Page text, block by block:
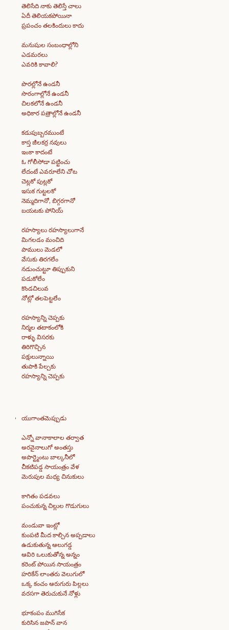
తెలిసేది నాకు తెలిస్తే చాలు
ఏదీ తెలియకపోయినా
ప్రపంచం తలకిందులు కాదు
మనుషుల సంబంధాల్లోని
ఎడమరలు
ఎవరికి కావాలి?
పొరల్లోనే ఉండనీ
సొరంగాల్లోనే ఉండనీ
చిలకలోనే ఉండనీ
అధికార పత్రాల్లోనే ఉండనీ
కడుపుబ్బరముంటే
కాస్త జీలకర్ర నవులు
ఇంకా కాదంటే
ఓ గోలీసోడా పట్టించు
లేదంటే ఎవరూలేని చోట
చెట్లకో పుట్లకో
ఇసుక గుట్టలకో
నెమ్మదిగానో, బిగ్గరగానో
బయటకు పోనియ్
రహస్యాలు రహస్యాలుగానే
మిగలడం మంచిది
పాములు మెడలో
వేసుకు తిరగలేం
నడుంచుట్టూ తిప్పుకుని
పడుకోలేం
కొండచిలువ
నోట్లో తలపెట్టలేం
రహస్యాన్ని చెప్పకు
నిర్మల తటాకంలోకి
రాళ్ళు విసరకు
తిరిగొచ్చిన
పక్షులున్నాయి
తుపాకి పేల్చకు
రహస్యాన్ని చెప్పకు
యుగాంతమెప్పుడు
ఎన్నో వానాకాలాల తర్వాత
అరవైనాలుగో అంతస్తు
అపార్ట్మెంటు బాల్కనీలో
చీకటిపడ్డ సాయంత్రం వేళ
మెరుపుల మధ్య చినుకులు
కాగితం పడవలు
పంచుకున్న చిల్లుల గొడుగులు
మండువా ఇంట్లో
కుంపటి మీద కాల్చిన అప్పడాలు
ఉడుకుతున్న ఆలుగడ్డ
ఆవిరి ఒలుకుతోన్న అన్నం
కరెంట్ పోయిన సాయంత్రం
హరికేన్ లాంతరు వెలుగులో
ఒక్క కంచం ఆరుగురు పిల్లలు
వరసగా తెరుచుకునే నోళ్లు
భూకంపం ముగిసేక
కురిసిన జపాన్ వాన